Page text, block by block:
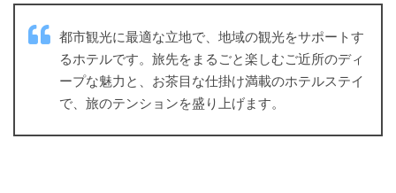
都市観光に最適な立地で、地域の観光をサポートす
るホテルです。旅先をまるごと楽しむご近所のディ
ープな魅力と、お茶目な仕掛け満載のホテルステイ
で、旅のテンションを盛り上げます。